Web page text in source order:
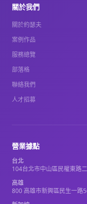
關於我們
關於約瑟夫
案例作品
服務總覽
部落格
聯絡我們
人才招募
營業據點
台北
104台北市中山區民權東路
高雄
800 高雄市新興區民生一路